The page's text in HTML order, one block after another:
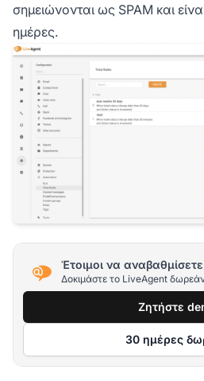
σημειώνονται ως SPAM και
ημέρες.
Έτοιμοι να
Δοκιμάστε το LiveAgent
Ζητήστε
30 ημέρες